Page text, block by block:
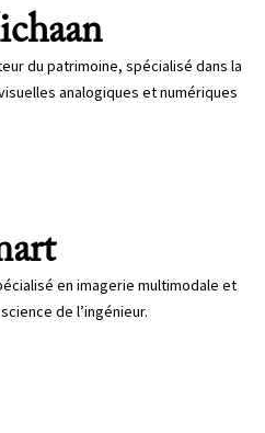
du patrimoine, spécialisé dans la
analogiques et numériques
en imagerie multimodale et
de l’ingénieur.